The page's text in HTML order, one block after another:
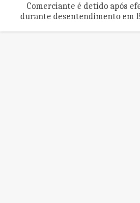
Comerciante é detido após
durante desentendimento em